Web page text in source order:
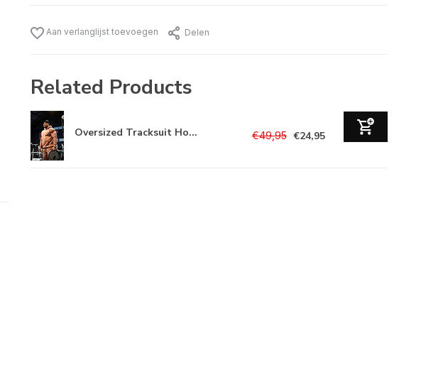
Aan verlanglijst toevoegen Delen
Related Products
Oversized Tracksuit Ho... €49,95 €24,95